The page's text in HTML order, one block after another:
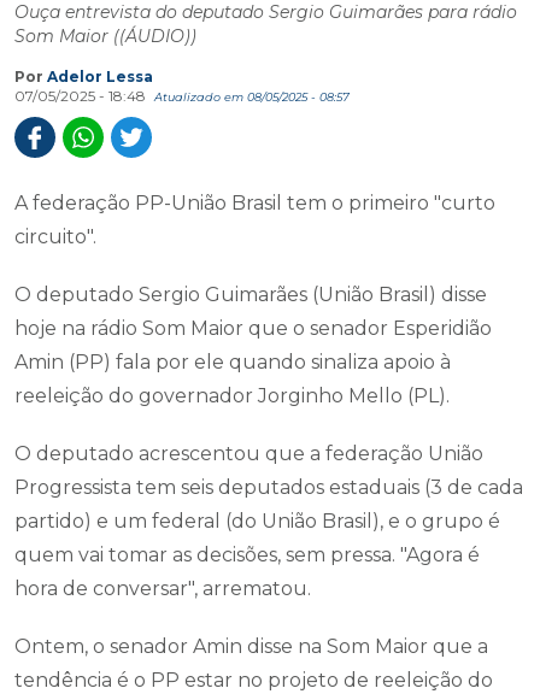
Ouça entrevista do deputado Sergio Guimarães para rádio
Som Maior ((ÁUDIO))
Por Adelor Lessa
07/05/2025 - 18:48
Atualizado em 08/05/2025 - 08:57
A federação PP-União Brasil tem o primeiro "curto
circuito".
O deputado Sergio Guimarães (União Brasil) disse
hoje na rádio Som Maior que o senador Esperidião
Amin (PP) fala por ele quando sinaliza apoio à
reeleição do governador Jorginho Mello (PL).
O deputado acrescentou que a federação União
Progressista tem seis deputados estaduais (3 de cada
partido) e um federal (do União Brasil), e o grupo é
quem vai tomar as decisões, sem pressa. "Agora é
hora de conversar", arrematou.
Ontem, o senador Amin disse na Som Maior que a
tendência é o PP estar no projeto de reeleição do